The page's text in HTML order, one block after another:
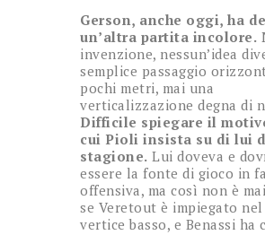
Gerson, anche oggi, ha
un’altra partita incolore.
invenzione, nessun’idea
semplice passaggio
pochi metri, mai una
verticalizzazione degna di
Difficile spiegare il
cui Pioli insista su di lui
stagione. Lui doveva e
essere la fonte di gioco in
offensiva, ma così non è
se Veretout è impiegato
vertice basso, e Benassi ha